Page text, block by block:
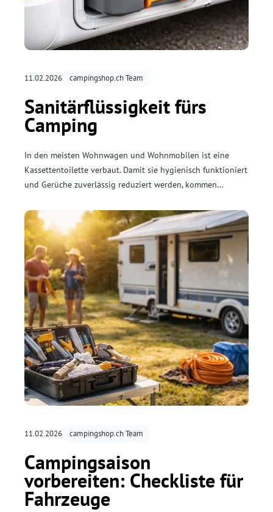
11.02.2026 campingshop.ch Team
Sanitärflüssigkeit fürs
Camping
In den meisten Wohnwagen und Wohnmobilen ist eine
Kassettentoilette verbaut. Damit sie hygienisch funktioniert
und Gerüche zuverlässig reduziert werden, kommen
11.02.2026 campingshop.ch Team
Campingsaison
vorbereiten: Checkliste für
Fahrzeuge